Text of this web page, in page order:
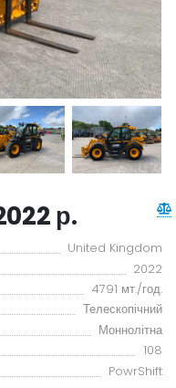
р.
United Kingdom
2022
4791 мт./год.
Телескопічний
Моннолітна
108
PowrShift